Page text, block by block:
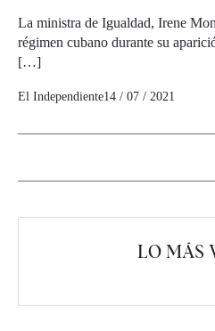
La ministra de Igualdad, Irene
régimen cubano durante su
[…]
El Independiente14 / 07 / 2021
LO MÁS